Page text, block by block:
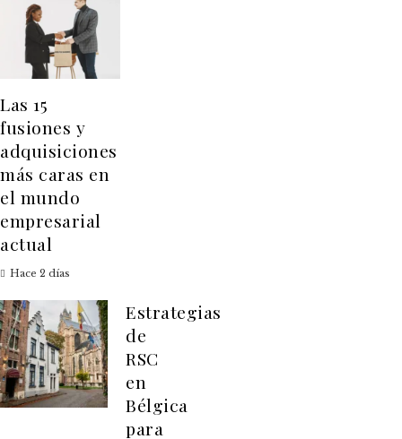
Las 15
fusiones y
adquisiciones
más caras en
el mundo
empresarial
actual
Hace 2 días
Estrategias
de
RSC
en
Bélgica
para